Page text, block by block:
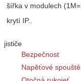
šířka v modulech
krytí IP..
jističe
Bezpečnost
Napěťové spouště